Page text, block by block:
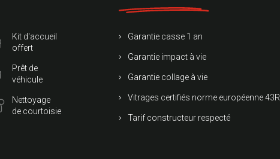
Kit d'accueil
offert
Prêt de
véhicule
Nettoyage
de courtoisie
Garantie casse 1 an
Garantie impact à vie
Garantie collage à vie
Vitrages certifiés norme européenne 43R
Tarif constructeur respecté